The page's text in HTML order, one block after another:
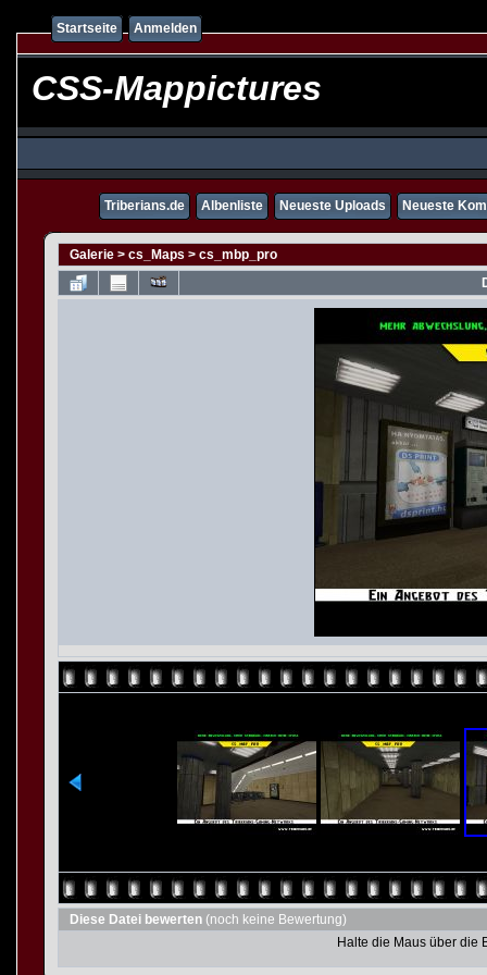
Startseite Anmelden
CSS-Mappictures
Triberians.de Albenliste Neueste Uploads Neueste
Galerie > cs_Maps > cs_mbp_pro
Diese Datei bewerten (noch keine Bewertung)
Halte die Maus über die